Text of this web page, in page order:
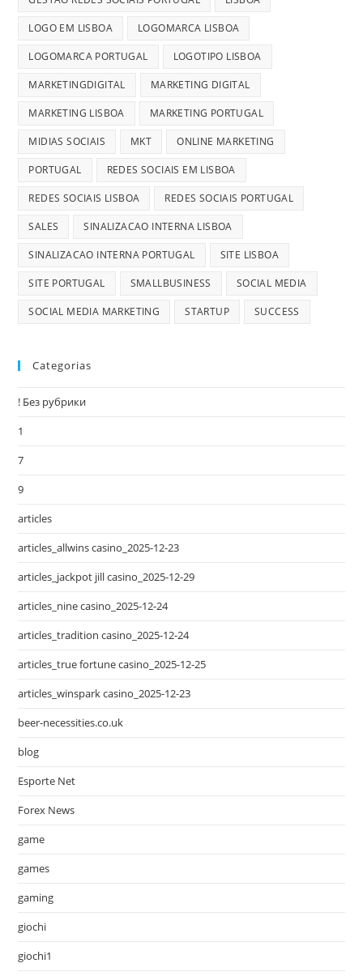
LOGO EM LISBOA LOGOMARCA LISBOA
LOGOMARCA PORTUGAL LOGOTIPO LISBOA
MARKETINGDIGITAL MARKETING DIGITAL
MARKETING LISBOA MARKETING PORTUGAL
MIDIAS SOCIAIS MKT ONLINE MARKETING
PORTUGAL REDES SOCIAIS EM LISBOA
REDES SOCIAIS LISBOA REDES SOCIAIS PORTUGAL
SALES SINALIZACAO INTERNA LISBOA
SINALIZACAO INTERNA PORTUGAL SITE LISBOA
SITE PORTUGAL SMALLBUSINESS SOCIAL MEDIA
SOCIAL MEDIA MARKETING STARTUP SUCCESS
Categorias
! Без рубрики
1
7
9
articles
articles_allwins casino_2025-12-23
articles_jackpot jill casino_2025-12-29
articles_nine casino_2025-12-24
articles_tradition casino_2025-12-24
articles_true fortune casino_2025-12-25
articles_winspark casino_2025-12-23
beer-necessities.co.uk
blog
Esporte Net
Forex News
game
games
gaming
giochi
giochi1